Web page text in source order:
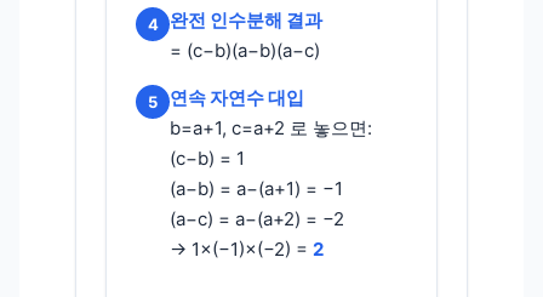
4
완전 인수분해 결과
= (c−b)(a−b)(a−c)
5
연속 자연수 대입
b=a+1, c=a+2 로 놓으면:
(c−b) = 1
(a−b) = a−(a+1) = −1
(a−c) = a−(a+2) = −2
→ 1×(−1)×(−2) = 2